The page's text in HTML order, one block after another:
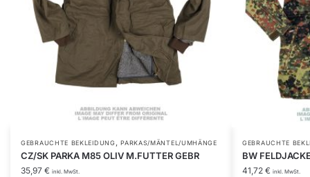
GEBRAUCHTE BEKLEIDUNG,PARKAS/MÄNTEL/UMHÄNGE
CZ/SK PARKA M85 OLIV M.FUTTER GEBR
35,97 € inkl. MwSt.
GEBRAUCHTE
BW
41,72 € inkl. MwSt.